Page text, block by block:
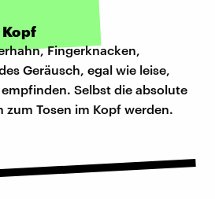
Fingerknacken,
Geräusch, egal wie leise,
Selbst die absolute
zum Tosen im Kopf werden.